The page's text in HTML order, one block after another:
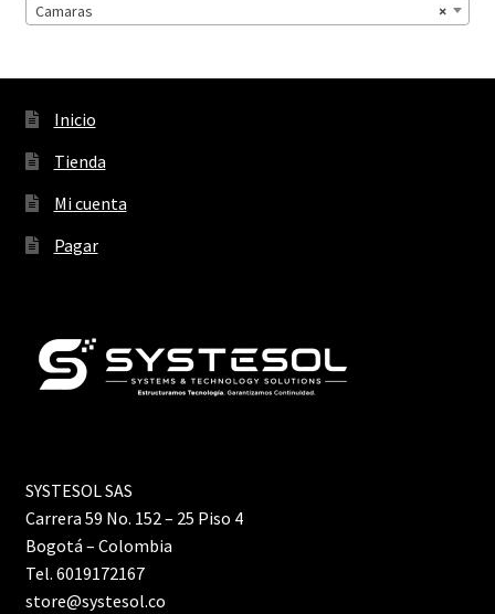
×
Camaras
Inicio
Tienda
Mi cuenta
Pagar
SYSTESOL SAS
Carrera 59 No. 152 – 25 Piso 4
Bogotá – Colombia
Tel. 6019172167
store@systesol.co